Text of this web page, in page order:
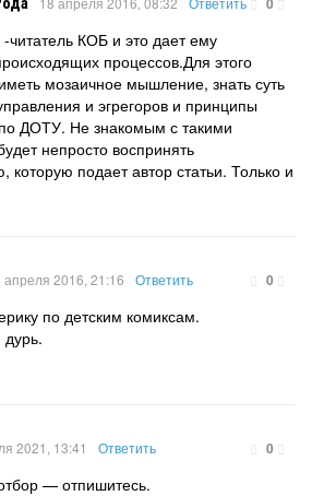
0
-читатель КОБ и это дает ему
процессов.Для этого
мозаичное мышление, знать суть
и эгрегоров и принципы
ДОТУ. Не знакомым с такими
непросто воспринять
подает автор статьи. Только и
апреля 2016, 21:16 0
Ответить
по детским комиксам.
дурь.
2021, 13:41 0
Ответить
— отпишитесь.